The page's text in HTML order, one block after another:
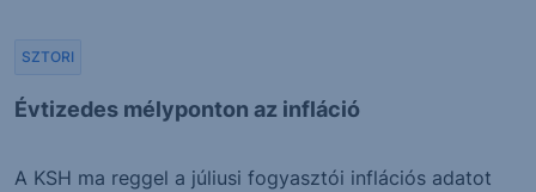
Évtizedes mélyponton az infláció
SZTORI
A KSH ma reggel a júliusi fogyasztói inflációs adatot